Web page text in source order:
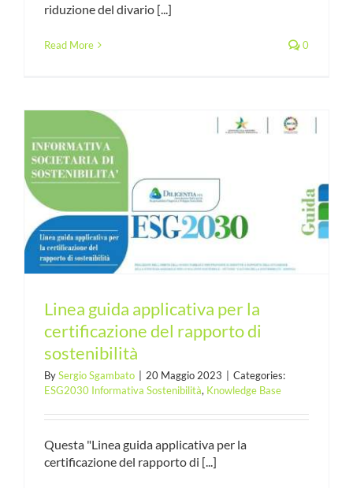
riduzione del divario [...]
Read More 0
Linea guida applicativa per la
certificazione del rapporto di
sostenibilità
BySergio Sgambato 20 Maggio 2023
Categories:
ESG2030 Informativa Sostenibilità, Knowledge Base
Questa "Linea guida applicativa per la
certificazione del rapporto di [...]